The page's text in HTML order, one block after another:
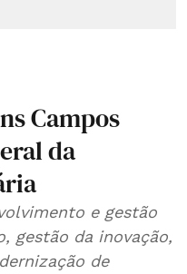
Campos
da
e gestão
gestão da inovação,
de